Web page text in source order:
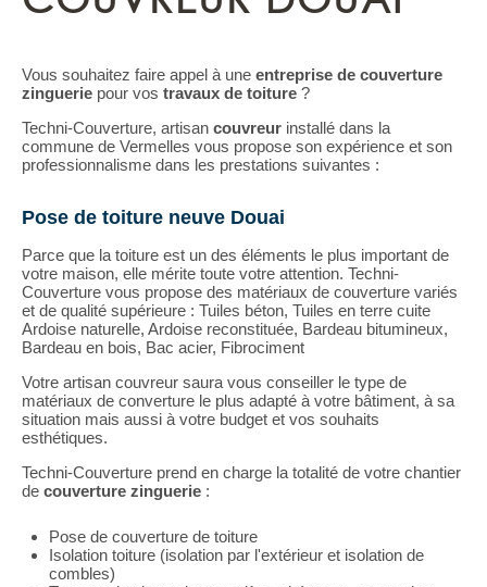
Vous souhaitez faire appel à une entreprise de couverture
zinguerie pour vos travaux de toiture ?
Techni-Couverture, artisan couvreur installé dans la
commune de Vermelles vous propose son expérience et son
professionnalisme dans les prestations suivantes :
Pose de toiture neuve Douai
Parce que la toiture est un des éléments le plus important de
votre maison, elle mérite toute votre attention. Techni-
Couverture vous propose des matériaux de couverture variés
et de qualité supérieure : Tuiles béton, Tuiles en terre cuite
Ardoise naturelle, Ardoise reconstituée, Bardeau bitumineux,
Bardeau en bois, Bac acier, Fibrociment
Votre artisan couvreur saura vous conseiller le type de
matériaux de converture le plus adapté à votre bâtiment, à sa
situation mais aussi à votre budget et vos souhaits
esthétiques.
Techni-Couverture prend en charge la totalité de votre chantier
de couverture zinguerie :
Pose de couverture de toiture
Isolation toiture (isolation par l'extérieur et isolation de
combles)